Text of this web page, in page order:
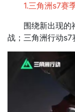
1.三角洲s7赛
围绕新出现的神
战；三角洲行动s7